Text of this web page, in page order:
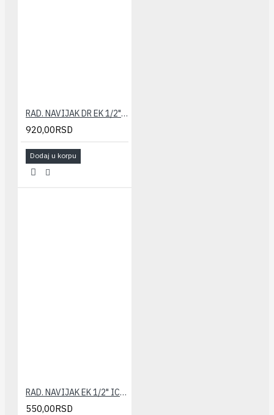
RAD. NAVIJAK DR EK 1/2" HERZ
920,00RSD
Dodaj u korpu
RAD. NAVIJAK EK 1/2" ICMA - 805
550,00RSD